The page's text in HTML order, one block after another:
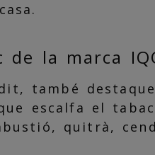
la marca
també
escalfa el
quitrà,